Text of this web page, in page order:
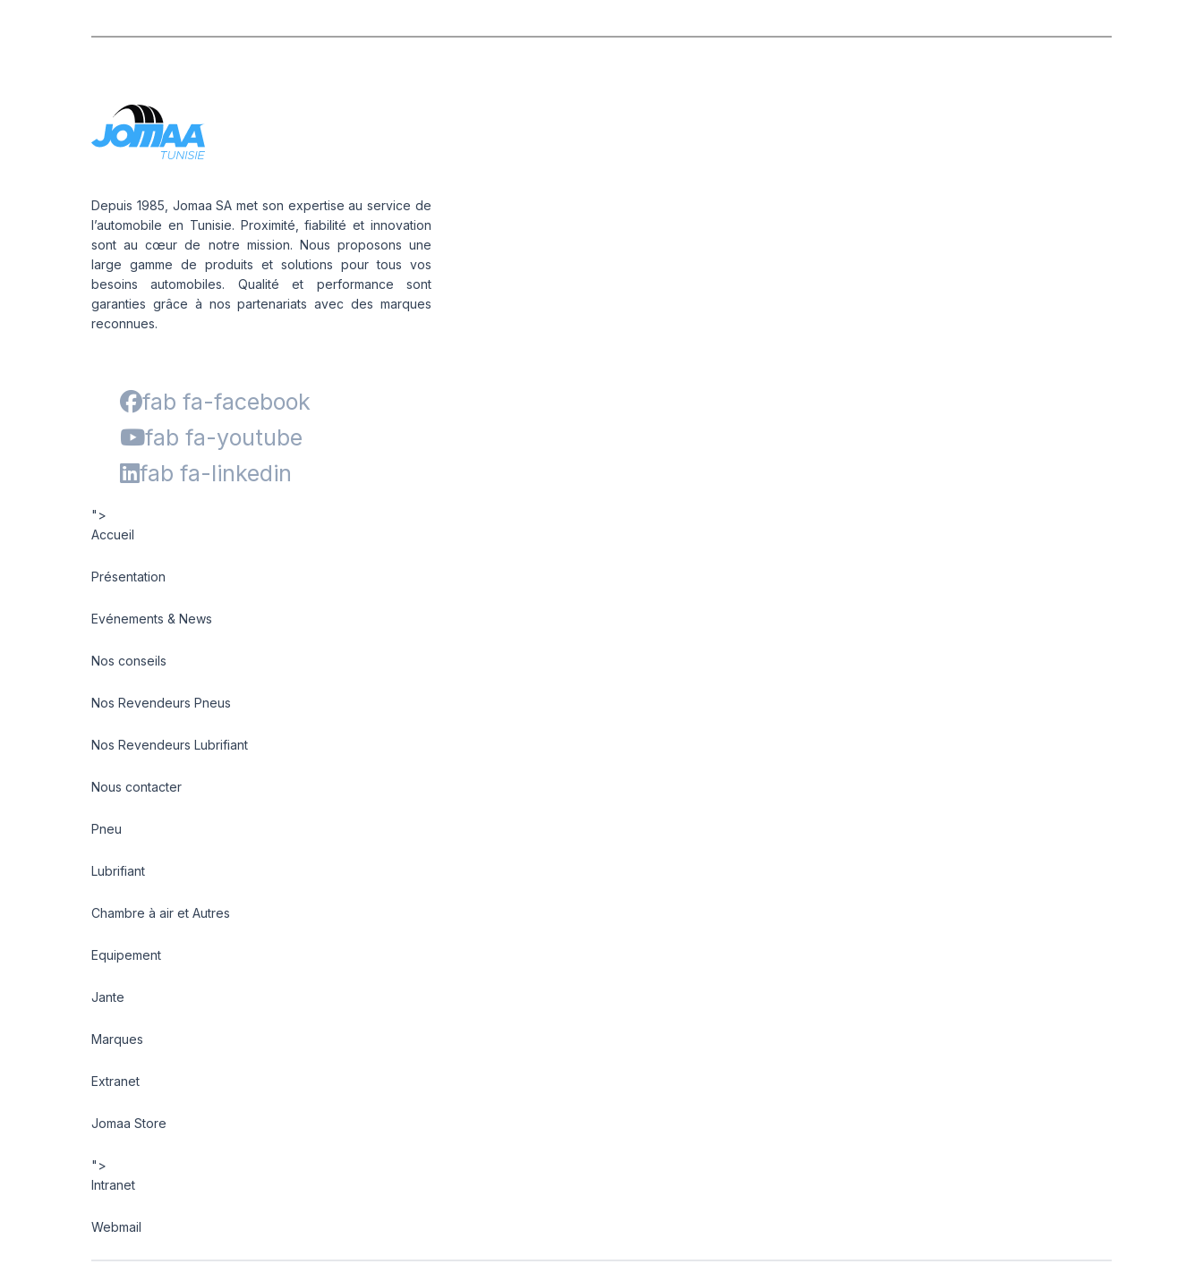
Depuis 1985, Jomaa SA met son expertise au service de
l’automobile en Tunisie. Proximité, fiabilité et innovation
sont au cœur de notre mission. Nous proposons une
large gamme de produits et solutions pour tous vos
besoins automobiles. Qualité et performance sont
garanties grâce à nos partenariats avec des marques
reconnues.
fab fa-facebook
fab fa-youtube
fab fa-linkedin
">
Accueil
Présentation
Evénements & News
Nos conseils
Nos Revendeurs Pneus
Nos Revendeurs Lubrifiant
Nous contacter
Pneu
Lubrifiant
Chambre à air et Autres
Equipement
Jante
Marques
Extranet
Jomaa Store
">
Intranet
Webmail